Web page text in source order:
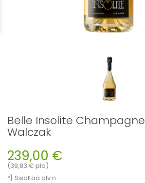
Belle Insolite Champagne
Walczak
239,00 €
(39,83 € plo)
*} Sisältää alv:n